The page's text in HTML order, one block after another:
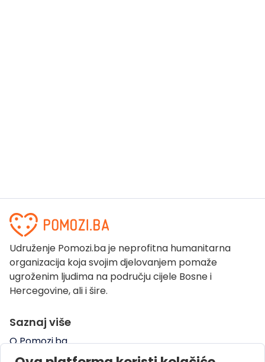
Udruženje Pomozi.ba je neprofitna humanitarna
organizacija koja svojim djelovanjem pomaže
ugroženim ljudima na području cijele Bosne i
Hercegovine, ali i šire.
Saznaj više
O Pomozi.ba
Pogledaj kampanje